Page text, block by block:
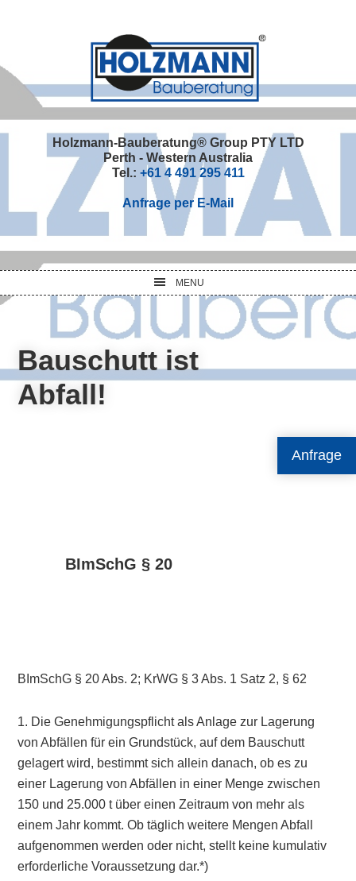
Anfrage
navigation
content
sidebar
Holzmann-Bauberatung® Group PTY LTD
Perth - Western Australia
Tel.: +61 4 491 295 411
Anfrage per E-Mail
MENU
Bauschutt ist
Abfall!
BImSchG § 20
BImSchG § 20 Abs. 2; KrWG § 3 Abs. 1 Satz 2, § 62
1. Die Genehmigungspflicht als Anlage zur Lagerung
von Abfällen für ein Grundstück, auf dem Bauschutt
gelagert wird, bestimmt sich allein danach, ob es zu
einer Lagerung von Abfällen in einer Menge zwischen
150 und 25.000 t über einen Zeitraum von mehr als
einem Jahr kommt. Ob täglich weitere Mengen Abfall
aufgenommen werden oder nicht, stellt keine kumulativ
erforderliche Voraussetzung dar.*)